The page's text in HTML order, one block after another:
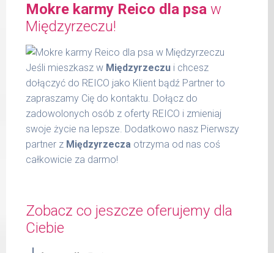
włókno surowe 0,30 %
wilgotność 77,00 %
substancja żelująca - Cassia gum 1200
mg / kg.
6 - 14
kg
300 g
15 -
22 kg
400 g
23 -
30 kg
600 g
31 -
37 kg
800 g
Podane liczby są wartościami orientacyjnymi.
czynników.
Waga netto/Nr art.: 600 g/1037
Mokre karmy Reico dla psa w
Międzyrzeczu!
Jeśli mieszkasz w Międzyrzeczu i chcesz
dołączyć do REICO jako Klient bądź Partner to
zapraszamy Cię do kontaktu. Dołącz do
zadowolonych osób z oferty REICO i zmieniaj
swoje życie na lepsze. Dodatkowo nasz Pierwszy
partner z Międzyrzecza otrzyma od nas coś
całkowicie za darmo!
Zobacz co jeszcze oferujemy dla
Ciebie